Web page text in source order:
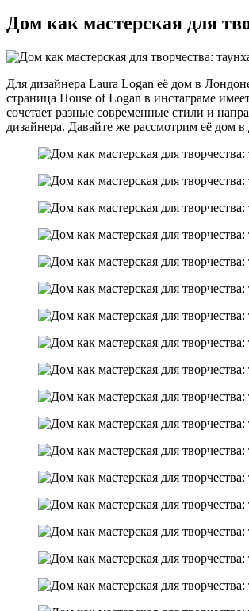
Дом как мастерская для
Для дизайнера Laura Logan её дом в
страница House of Logan в инстаграме
сочетает разные современные стили и
дизайнера. Давайте же рассмотрим её дом в